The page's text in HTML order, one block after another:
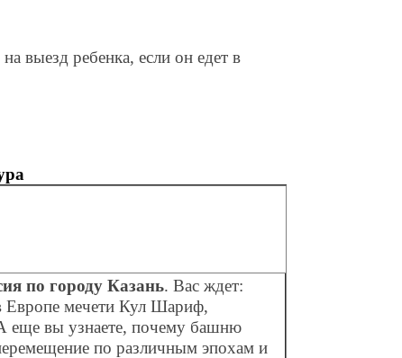
выезд ребенка, если он едет в
по городу Казань. Вас ждет:
Европе мечети Кул Шариф,
еще вы узнаете, почему башню
по различным эпохам и